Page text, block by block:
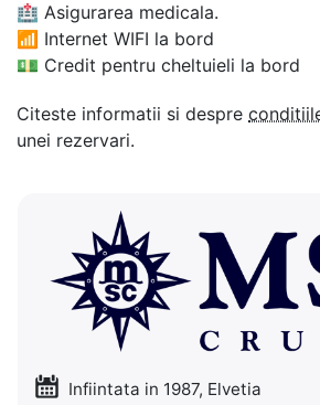
🏥 Asigurarea medicala.
📶 Internet WIFI la bord
💵 Credit pentru cheltuieli la bord
Citeste informatii si despre
unei rezervari.
Infiintata in 1987, Elvetia